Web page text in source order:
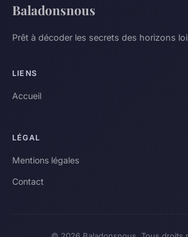
Baladonsnous
Prêt à décoder les secrets des horizons
LIENS
Accueil
LÉGAL
Mentions légales
Contact